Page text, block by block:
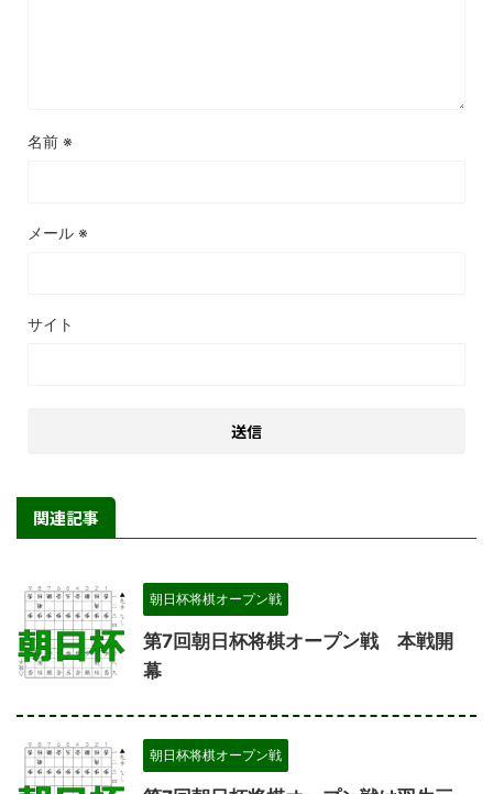
名前 ※
メール ※
サイト
関連記事
朝日杯将棋オープン戦
第7回朝日杯将棋オープン戦 本戦開
幕
朝日杯将棋オープン戦